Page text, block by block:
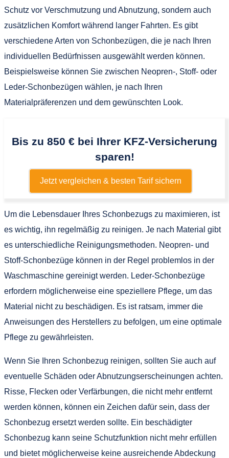
Schutz vor Verschmutzung und Abnutzung, sondern auch
zusätzlichen Komfort während langer Fahrten. Es gibt
verschiedene Arten von Schonbezügen, die je nach Ihren
individuellen Bedürfnissen ausgewählt werden können.
Beispielsweise können Sie zwischen Neopren-, Stoff- oder
Leder-Schonbezügen wählen, je nach Ihren
Materialpräferenzen und dem gewünschten Look.
Bis zu 850 € bei Ihrer KFZ-Versicherung
sparen!
Jetzt vergleichen & besten Tarif sichern
Um die Lebensdauer Ihres Schonbezugs zu maximieren, ist
es wichtig, ihn regelmäßig zu reinigen. Je nach Material gibt
es unterschiedliche Reinigungsmethoden. Neopren- und
Stoff-Schonbezüge können in der Regel problemlos in der
Waschmaschine gereinigt werden. Leder-Schonbezüge
erfordern möglicherweise eine speziellere Pflege, um das
Material nicht zu beschädigen. Es ist ratsam, immer die
Anweisungen des Herstellers zu befolgen, um eine optimale
Pflege zu gewährleisten.
Wenn Sie Ihren Schonbezug reinigen, sollten Sie auch auf
eventuelle Schäden oder Abnutzungserscheinungen achten.
Risse, Flecken oder Verfärbungen, die nicht mehr entfernt
werden können, können ein Zeichen dafür sein, dass der
Schonbezug ersetzt werden sollte. Ein beschädigter
Schonbezug kann seine Schutzfunktion nicht mehr erfüllen
und bietet möglicherweise keine ausreichende Abdeckung